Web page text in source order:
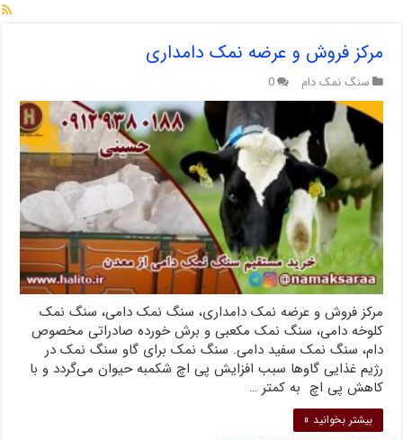
مرکز فروش و عرضه نمک دامداری
سنگ نمک دام 0
مرکز فروش و عرضه نمک دامداری، سنگ نمک دامی، سنگ نمک
کلوخه دامی، سنگ نمک مکعبی و برش خورده صادراتی مخصوص
دام، سنگ نمک سفید دامی. سنگ نمک برای گاو سنگ نمک در
رژیم غذایی گاوها سبب افزایش پی اچ شکمبه حیوان می‌گردد و با
کاهش پی اچ به کمتر …
بیشتر بخوانید »